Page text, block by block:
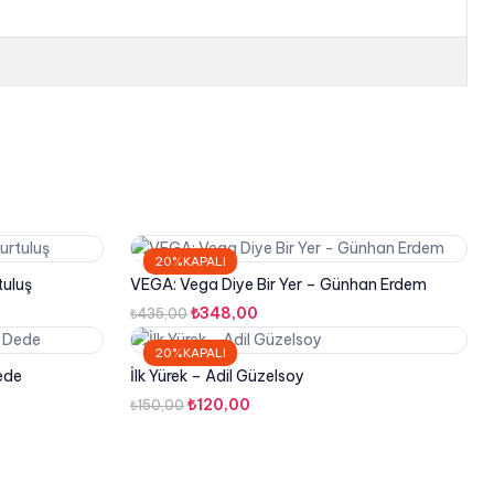
20%KAPALI
VEGA: Vega Diye Bir Yer – Günhan Erdem
₺435,00 Orijinal
fiyat:
₺435,00.
₺348,00
andaki
₺348,00.
20%KAPALI
İlk Yürek – Adil Güzelsoy
₺150,00 Orijinal
₺120,00